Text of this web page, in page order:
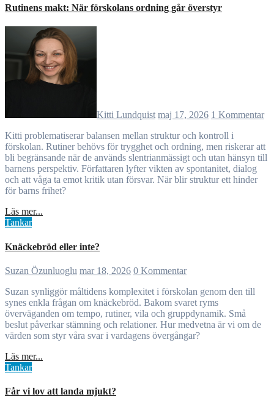
Rutinens makt: När förskolans ordning går överstyr
Kitti Lundquist maj 17, 2026 1 Kommentar
Kitti problematiserar balansen mellan struktur och kontroll i
förskolan. Rutiner behövs för trygghet och ordning, men riskerar att
bli begränsande när de används slentrianmässigt och utan hänsyn till
barnens perspektiv. Författaren lyfter vikten av spontanitet, dialog
och att våga ta emot kritik utan försvar. När blir struktur ett hinder
för barns frihet?
Läs mer...
Tankar
Knäckebröd eller inte?
Suzan Özunluoglu mar 18, 2026 0 Kommentar
Suzan synliggör måltidens komplexitet i förskolan genom den till
synes enkla frågan om knäckebröd. Bakom svaret ryms
överväganden om tempo, rutiner, vila och gruppdynamik. Små
beslut påverkar stämning och relationer. Hur medvetna är vi om de
värden som styr våra svar i vardagens övergångar?
Läs mer...
Tankar
Får vi lov att landa mjukt?